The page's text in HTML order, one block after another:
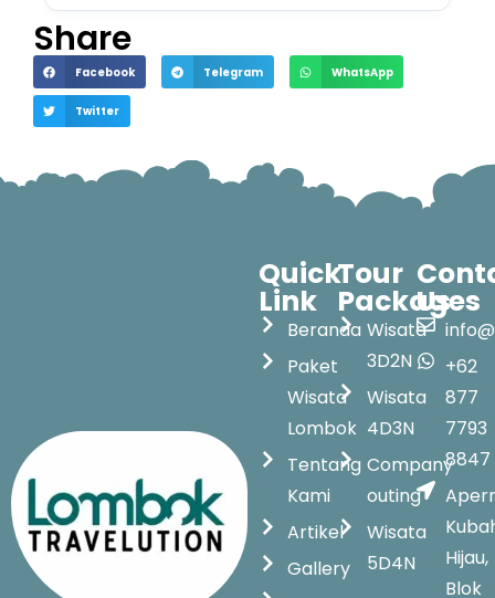
Share
Facebook Telegram WhatsApp
Twitter
Quick
Link
Beranda
Paket
Wisata
Lombok
Tentang
Kami
Artikel
Gallery
Tour
Packages
Wisata
3D2N
Wisata
4D3N
Company
outing
Wisata
5D4N
Us
+62
877
7793
8847
Hijau,
Blok